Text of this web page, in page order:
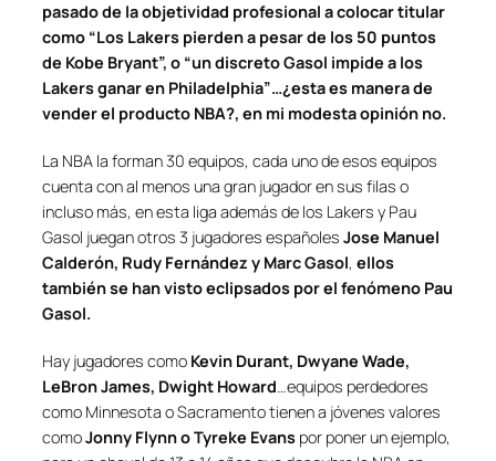
pasado de la objetividad profesional a colocar titular
como “Los Lakers pierden a pesar de los 50 puntos
de Kobe Bryant”, o “un discreto Gasol impide a los
Lakers ganar en Philadelphia”…¿esta es manera de
vender el producto NBA?, en mi modesta opinión no.
La NBA la forman 30 equipos, cada uno de esos equipos
cuenta con al menos una gran jugador en sus filas o
incluso más, en esta liga además de los Lakers y Pau
Gasol juegan otros 3 jugadores españoles Jose Manuel
Calderón, Rudy Fernández y Marc Gasol, ellos
también se han visto eclipsados por el fenómeno Pau
Gasol.
Hay jugadores como Kevin Durant, Dwyane Wade,
LeBron James, Dwight Howard…equipos perdedores
como Minnesota o Sacramento tienen a jóvenes valores
comoJonny Flynn o Tyreke Evans por poner un ejemplo,